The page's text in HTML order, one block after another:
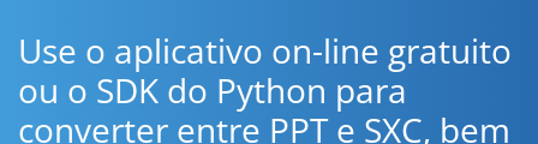
Use o aplicativo on-line gratuito
ou o SDK do Python para
converter entre PPT e SXC, bem